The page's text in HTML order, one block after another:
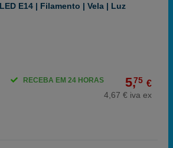
E14 | Filamento | Vela | Luz
5,75 €
4,67 € iva ex
RECEBA EM 24 HORAS